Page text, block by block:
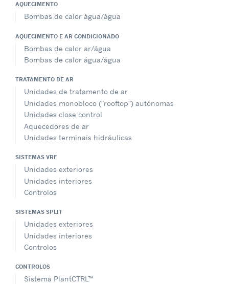
AQUECIMENTO
Bombas de calor água/água
AQUECIMENTO E AR CONDICIONADO
Bombas de calor ar/água
Bombas de calor água/água
TRATAMENTO DE AR
Unidades de tratamento de ar
Unidades monobloco ("rooftop") autónomas
Unidades close control
Aquecedores de ar
Unidades terminais hidráulicas
SISTEMAS VRF
Unidades exteriores
Unidades interiores
Controlos
SISTEMAS SPLIT
Unidades exteriores
Unidades interiores
Controlos
CONTROLOS
Sistema PlantCTRL™